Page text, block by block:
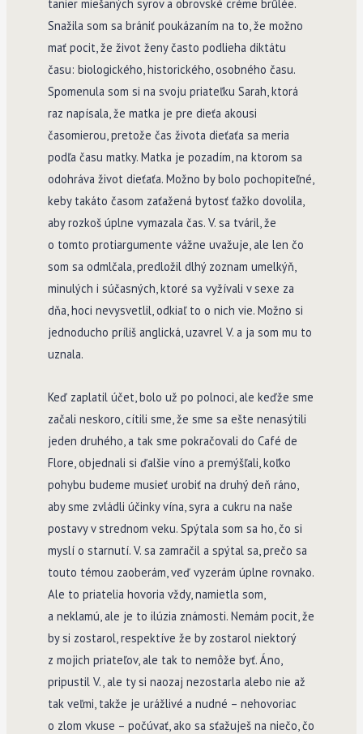
tanier miešaných syrov a obrovské crème brûlée.
Snažila som sa brániť poukázaním na to, že možno
mať pocit, že život ženy často podlieha diktátu
času: biologického, historického, osobného času.
Spomenula som si na svoju priateľku Sarah, ktorá
raz napísala, že matka je pre dieťa akousi
časomierou, pretože čas života dieťaťa sa meria
podľa času matky. Matka je pozadím, na ktorom sa
odohráva život dieťaťa. Možno by bolo pochopiteľné,
keby takáto časom zaťažená bytosť ťažko dovolila,
aby rozkoš úplne vymazala čas. V. sa tváril, že
o tomto protiargumente vážne uvažuje, ale len čo
som sa odmlčala, predložil dlhý zoznam umelkýň,
minulých i súčasných, ktoré sa vyžívali v sexe za
dňa, hoci nevysvetlil, odkiaľ to o nich vie. Možno si
jednoducho príliš anglická, uzavrel V. a ja som mu to
uznala.
Keď zaplatil účet, bolo už po polnoci, ale keďže sme
začali neskoro, cítili sme, že sme sa ešte nenasýtili
jeden druhého, a tak sme pokračovali do Café de
Flore, objednali si ďalšie víno a premýšľali, koľko
pohybu budeme musieť urobiť na druhý deň ráno,
aby sme zvládli účinky vína, syra a cukru na naše
postavy v strednom veku. Spýtala som sa ho, čo si
myslí o starnutí. V. sa zamračil a spýtal sa, prečo sa
touto témou zaoberám, veď vyzerám úplne rovnako.
Ale to priatelia hovoria vždy, namietla som,
a neklamú, ale je to ilúzia známosti. Nemám pocit, že
by si zostarol, respektíve že by zostarol niektorý
z mojich priateľov, ale tak to nemôže byť. Áno,
pripustil V., ale ty si naozaj nezostarla alebo nie až
tak veľmi, takže je urážlivé a nudné – nehovoriac
o zlom vkuse – počúvať, ako sa sťažuješ na niečo, čo